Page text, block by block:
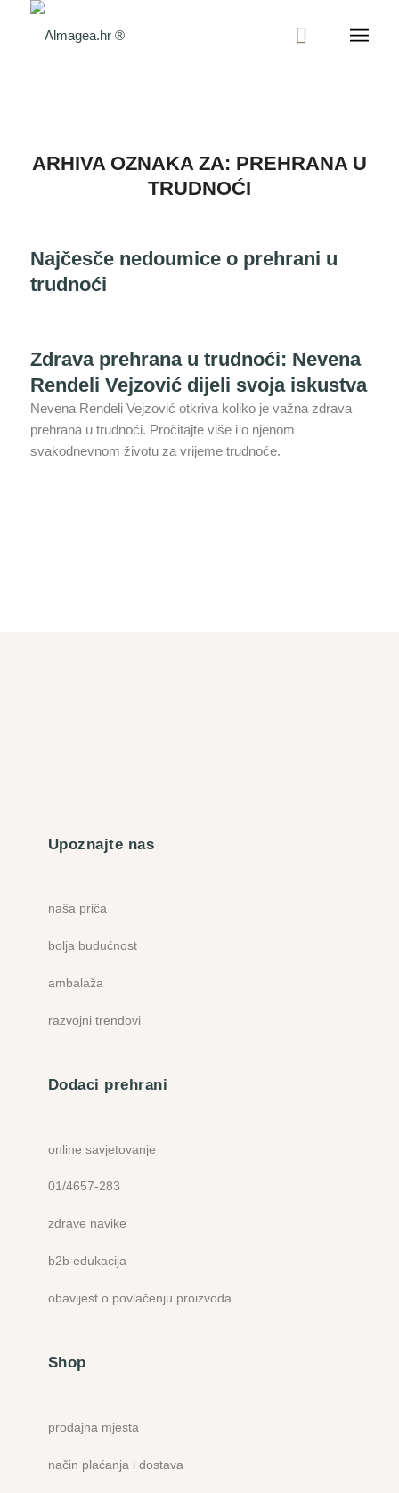
ARHIVA OZNAKA ZA: PREHRANA U
TRUDNOĆI
Najčesče nedoumice o prehrani u
trudnoći
Zdrava prehrana u trudnoći: Nevena
Rendeli Vejzović dijeli svoja iskustva
Nevena Rendeli Vejzović otkriva koliko je važna zdrava
prehrana u trudnoći. Pročitajte više i o njenom
svakodnevnom životu za vrijeme trudnoće.
Upoznajte nas
naša priča
bolja budućnost
ambalaža
razvojni trendovi
Dodaci prehrani
online savjetovanje
01/4657-283
zdrave navike
b2b edukacija
obavijest o povlačenju proizvoda
Shop
prodajna mjesta
način plaćanja i dostava